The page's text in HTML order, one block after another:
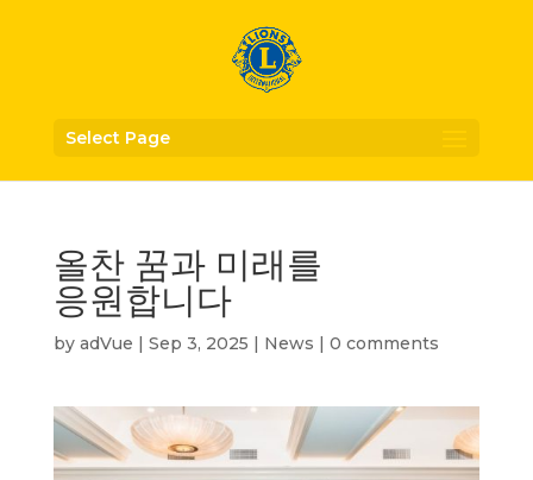
Select Page
올찬 꿈과 미래를
응원합니다
by adVue | Sep 3, 2025 | News | 0 comments